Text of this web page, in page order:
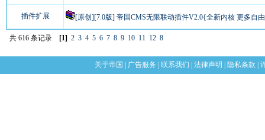
插件扩展 [原创][7.0版] 帝国CMS无限联动插件V2.0{全新内核 更多自
共 616 条记录 [1] 2 3 4 5 6 7 8 9 10 11 12 8
关于帝国 广告服务 联系我们 法律声明 隐私条款